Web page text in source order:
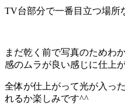
TV台部分で一番目立つ場所
まだ乾く前で写真のためわ
感のムラが良い感じに仕上
全体が仕上がって光が入っ
れるか楽しみです^^